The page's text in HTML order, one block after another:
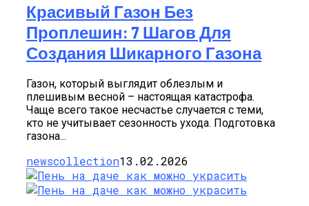
Красивый Газон Без
Проплешин: 7 Шагов Для
Создания Шикарного Газона
Газон, который выглядит облезлым и
плешивым весной – настоящая катастрофа.
Чаще всего такое несчастье случается с теми,
кто не учитывает сезонность ухода. Подготовка
газона...
newscollection13.02.2026